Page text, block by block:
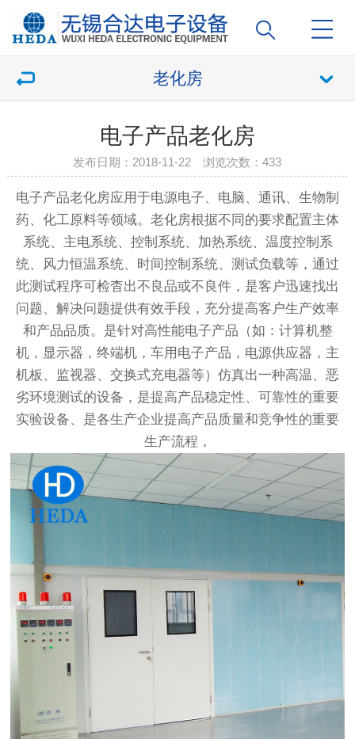
老化房
电子产品老化房
发布日期：2018-11-22 浏览次数：433
电子产品老化房应用于电源电子、电脑、通讯、生物制
药、化工原料等领域。 老化房根据不同的要求配置主体
系统、主电系统、控制系统、加热系统、温度控制系
统、风力恒温系统、时间控制系统、测试负载等，通过
此测试程序可检杳出不良品或不良件，是客户迅速找出
问题、解决问题提供有效手段，充分提高客户生产效率
和产品品质。 是针对高性能电子产品（如：计算机整
机，显示器，终端机，车用电子产品，电源供应器，主
机板、监视器、交换式充电器等）仿真出一种高温、恶
劣环境测试的设备，是提高产品稳定性、可靠性的重要
实验设备、是各生产企业提高产品质量和竞争性的重要
生产流程，